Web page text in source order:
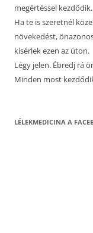
megértéssel kezdődik.
Ha te is szeretnél
növekedést,
kísérlek ezen az úton.
Légy jelen. Ébredj rá
Minden most
LÉLEKMEDICINA A